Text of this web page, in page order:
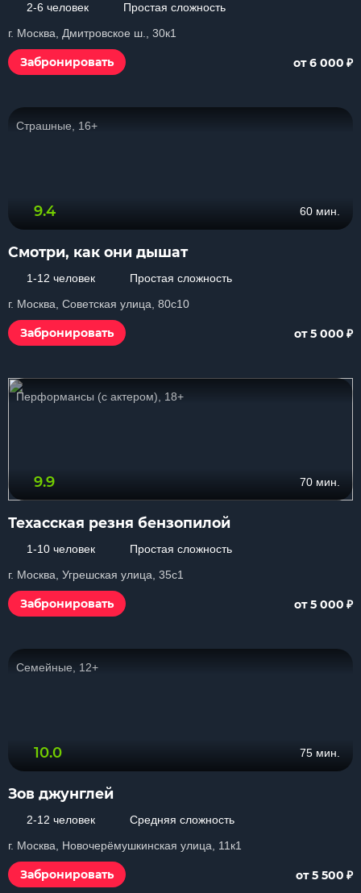
2-6 человек
Простая сложность
г. Москва, Дмитровское ш., 30к1
Забронировать от 6 000 ₽
Страшные, 16+
9.4 60 мин.
Смотри, как они дышат
1-12 человек
Простая сложность
г. Москва, Советская улица, 80с10
Забронировать от 5 000 ₽
Перформансы (с актером), 18+
9.9 70 мин.
Техасская резня бензопилой
1-10 человек
Простая сложность
г. Москва, Угрешская улица, 35с1
Забронировать от 5 000 ₽
Семейные, 12+
10.0 75 мин.
Зов джунглей
2-12 человек
Средняя сложность
г. Москва, Новочерёмушкинская улица, 11к1
Забронировать от 5 500 ₽